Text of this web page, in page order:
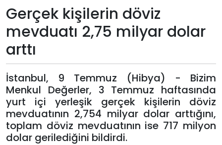
Künye
Giriş
Yap
Gerçek kişilerin döviz
mevduatı 2,75 milyar dolar
arttı
İstanbul, 9 Temmuz (Hibya) - Bizim
Menkul Değerler, 3 Temmuz haftasında
yurt içi yerleşik gerçek kişilerin döviz
mevduatının 2,754 milyar dolar arttığını,
toplam döviz mevduatının ise 717 milyon
dolar gerilediğini bildirdi.